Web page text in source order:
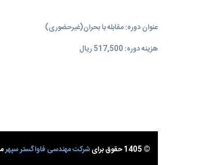
عنوان دوره: مقابله با بحران(غیر‌حضوری)
هزینه دوره: 517,500 ریال
© 1405 حقوق برای شرکت مهندسی فاواگستر سپهر